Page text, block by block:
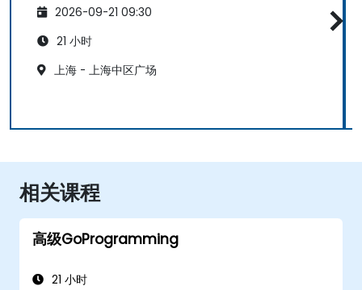
2026-09-21 09:30
21 小时
上海 - 上海中区广场
相关课程
高级GoProgramming
21 小时